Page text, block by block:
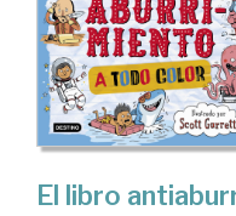
El libro